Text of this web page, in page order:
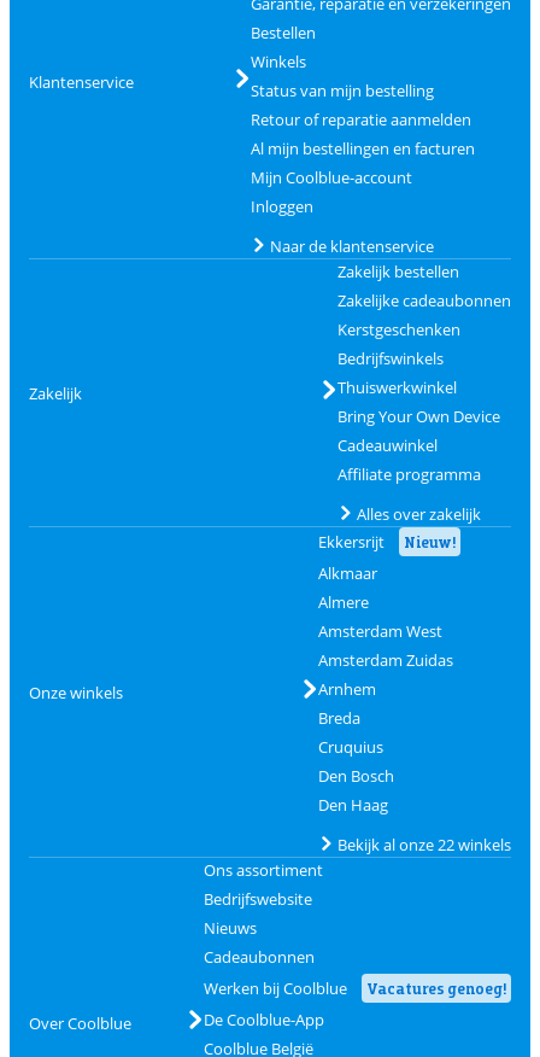
Klantenservice
Bestellen
Winkels
Status van mijn bestelling
Retour of reparatie aanmelden
Al mijn bestellingen en facturen
Mijn Coolblue-account
Inloggen
Naar de klantenservice
Zakelijk
Zakelijk bestellen
Zakelijke cadeaubonnen
Kerstgeschenken
Bedrijfswinkels
Thuiswerkwinkel
Bring Your Own Device
Cadeauwinkel
Affiliate programma
Alles over zakelijk
Onze winkels
Ekkersrijt Nieuw!
Alkmaar
Almere
Amsterdam West
Amsterdam Zuidas
Arnhem
Breda
Cruquius
Den Bosch
Den Haag
Bekijk al onze 22 winkels
Over Coolblue
Ons assortiment
Bedrijfswebsite
Nieuws
Cadeaubonnen
Werken bij Coolblue
Vacatures genoeg!
De Coolblue-App
Coolblue België